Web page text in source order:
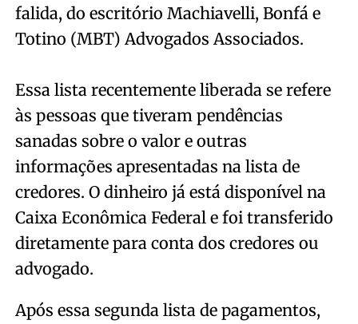
falida, do escritório Machiavelli, Bonfá e
Totino (MBT) Advogados Associados.
Essa lista recentemente liberada se refere
às pessoas que tiveram pendências
sanadas sobre o valor e outras
informações apresentadas na lista de
credores. O dinheiro já está disponível na
Caixa Econômica Federal e foi transferido
diretamente para conta dos credores ou
advogado.
Após essa segunda lista de pagamentos,